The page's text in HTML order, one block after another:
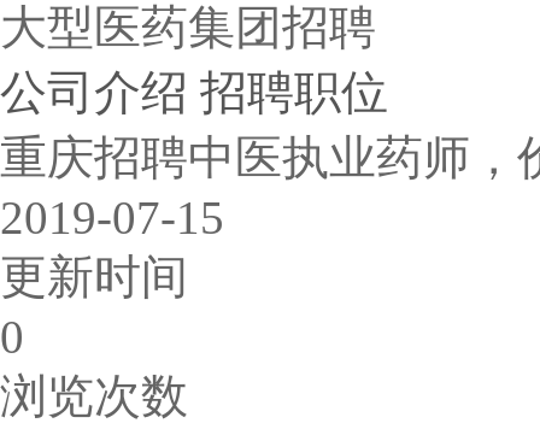
大型医药集团招聘
公司介绍 招聘职位
重庆招聘中医执业药师，
2019-07-15
更新时间
0
浏览次数